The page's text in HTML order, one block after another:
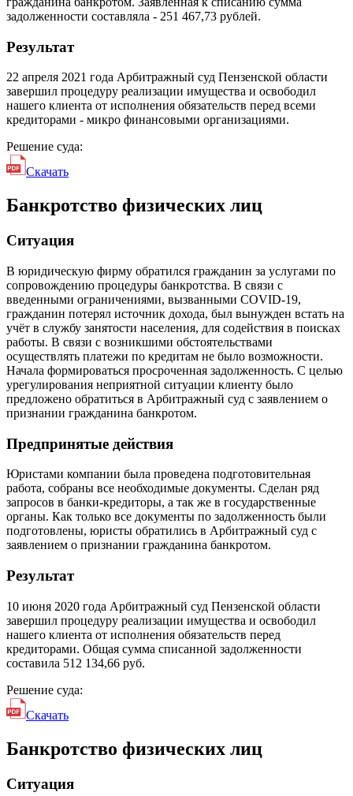
задолженности составляла - 251 467,73 рублей.
Результат
22 апреля 2021 года Арбитражный суд Пензенской области
завершил процедуру реализации имущества и освободил
нашего клиента от исполнения обязательств перед всеми
кредиторами - микро финансовыми организациями.
Решение суда:
Скачать
Банкротство физических лиц
Ситуация
В юридическую фирму обратился гражданин за услугами по
сопровождению процедуры банкротства. В связи с
введенными ограничениями, вызванными COVID-19,
гражданин потерял источник дохода, был вынужден встать на
учёт в службу занятости населения, для содействия в поисках
работы. В связи с возникшими обстоятельствами
осуществлять платежи по кредитам не было возможности.
Начала формироваться просроченная задолженность. С целью
урегулирования неприятной ситуации клиенту было
предложено обратиться в Арбитражный суд с заявлением о
признании гражданина банкротом.
Предпринятые действия
Юристами компании была проведена подготовительная
работа, собраны все необходимые документы. Сделан ряд
запросов в банки-кредиторы, а так же в государственные
органы. Как только все документы по задолженность были
подготовлены, юристы обратились в Арбитражный суд с
заявлением о признании гражданина банкротом.
Результат
10 июня 2020 года Арбитражный суд Пензенской области
завершил процедуру реализации имущества и освободил
нашего клиента от исполнения обязательств перед
кредиторами. Общая сумма списанной задолженности
составила 512 134,66 руб.
Решение суда:
Скачать
Банкротство физических лиц
Ситуация